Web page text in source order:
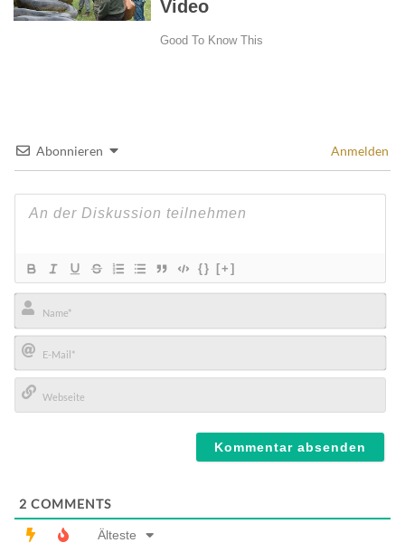
Abonnieren Anmelden
{} [+]
Name*
E-
Mail*
2 COMMENTS
Älteste